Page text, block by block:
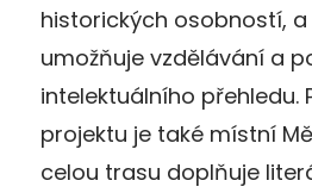
historických osobností,
umožňuje vzdělávání a
intelektuálního přehledu.
projektu je také místní
celou trasu doplňuje